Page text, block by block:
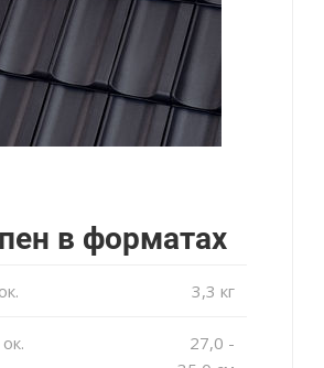
в форматах
3,3 кг
27,0 -